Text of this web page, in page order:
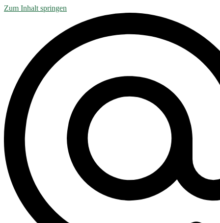
Zum Inhalt springen